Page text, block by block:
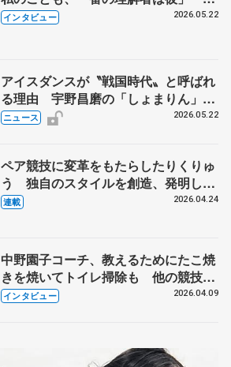
退時の単独インタビューで語った競技
インタビュー 2026.05.22
アイスダンスが〝戦国時代〟と呼ばれ
る理由 宇野昌磨の「しょまりん」ら
実力者が相次いで参戦 国内の競争激
ニュース 2026.05.22
ペア競技に変革をもたらしたりくりゅ
う 独自のスタイルを創造、発明した
【引退発表後②】
連載 2026.04.24
中野園子コーチ、教えるためにたこ焼
きを焼いてトイレ掃除も 他の競技に
も通用するという坂本花織の筋肉
インタビュー 2026.04.09